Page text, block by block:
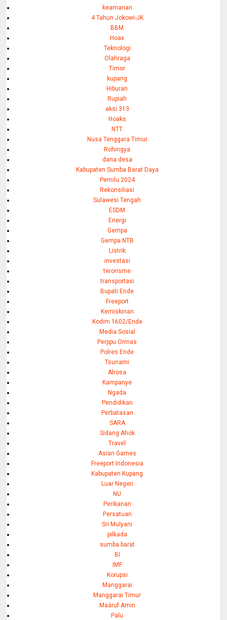
keamanan
4 Tahun Jokowi-JK
BBM
Hoax
Teknologi
Olahraga
Timor
kupang
Hiburan
Rupiah
aksi 313
Hoaks
NTT
Nusa Tenggara Timur
Rohingya
dana desa
Kabupaten Sumba Barat Daya
Pemilu 2024
Rekonsiliasi
Sulawesi Tengah
ESDM
Energi
Gempa
Gempa NTB
Listrik
investasi
terorisme
transportasi
Bupati Ende
Freeport
Kemiskinan
Kodim 1602/Ende
Media Sosial
Perppu Ormas
Polres Ende
Tsunami
Alrosa
Kampanye
Ngada
Pendidikan
Perbatasan
SARA
Sidang Ahok
Travel
Asian Games
Freeport Indonesia
Kabupaten Kupang
Luar Negeri
NU
Perikanan
Persatuan
Sri Mulyani
pilkada
sumba barat
BI
IMF
Korupsi
Manggarai
Manggarai Timur
Maáruf Amin
Palu